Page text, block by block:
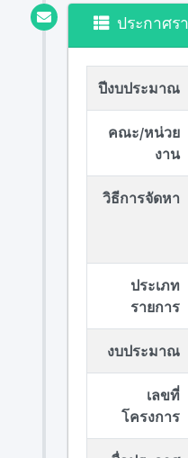
ประกาศร
ปีงบประมาณ
คณะ/หน่วย
งาน
วิธีการจัดหา
ประเภท
รายการ
งบประมาณ
เลขที่
โครงการ